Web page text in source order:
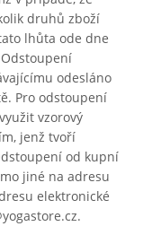
druhů zboží
lhůta ode dne
odesláno
Pro odstoupení
vzorový
jenž tvoří
od kupní
jiné na adresu
elektronické